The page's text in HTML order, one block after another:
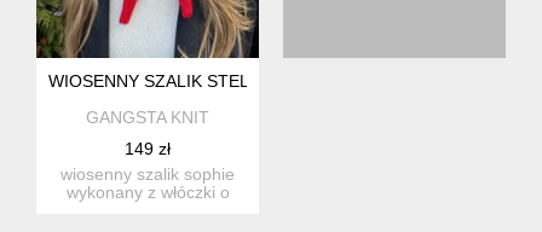
WIOSENNY SZALIK STELLA WEŁNA ALPAKA
GANGSTA KNIT
149 zł
wiosenny szalik sophie
wykonany z włóczki o